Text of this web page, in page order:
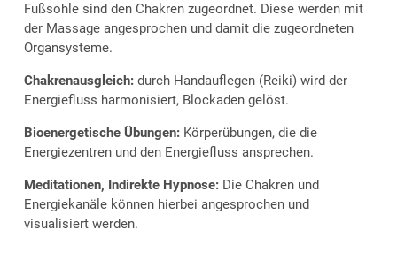
Fußsohle sind den Chakren zugeordnet. Diese werden mit
der Massage angesprochen und damit die zugeordneten
Organsysteme.
Chakrenausgleich: durch Handauflegen (Reiki) wird der
Energiefluss harmonisiert, Blockaden gelöst.
Bioenergetische Übungen: Körperübungen, die die
Energiezentren und den Energiefluss ansprechen.
Meditationen, Indirekte Hypnose: Die Chakren und
Energiekanäle können hierbei angesprochen und
visualisiert werden.